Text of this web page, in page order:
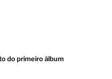
do primeiro álbum